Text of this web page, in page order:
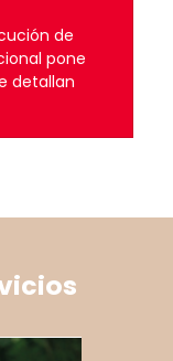
de
pone
detallan